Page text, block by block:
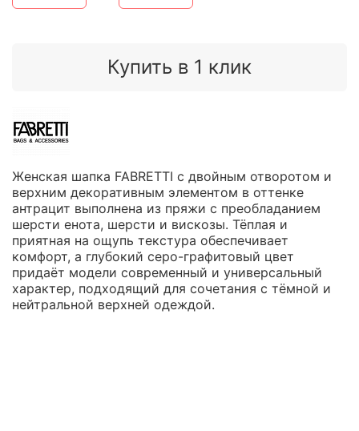
Купить в 1 клик
Женская шапка FABRETTI с двойным отворотом и
верхним декоративным элементом в оттенке
антрацит выполнена из пряжи с преобладанием
шерсти енота, шерсти и вискозы. Тёплая и
приятная на ощупь текстура обеспечивает
комфорт, а глубокий серо-графитовый цвет
придаёт модели современный и универсальный
характер, подходящий для сочетания с тёмной и
нейтральной верхней одеждой.